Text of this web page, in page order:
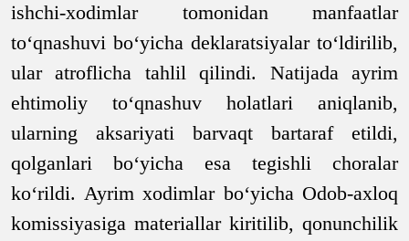
ishchi-xodimlar tomonidanmanfaatlar
to‘qnashuvi bo‘yicha deklaratsiyalar to‘ldirilib,
ular atroflicha tahlil qilindi. Natijada ayrim
ehtimoliy to‘qnashuv holatlari aniqlanib,
ularning aksariyati barvaqt bartaraf etildi,
qolganlari bo‘yicha esa tegishli choralar
ko‘rildi. Ayrim xodimlar bo‘yicha Odob-axloq
komissiyasiga materiallar kiritilib, qonunchilik